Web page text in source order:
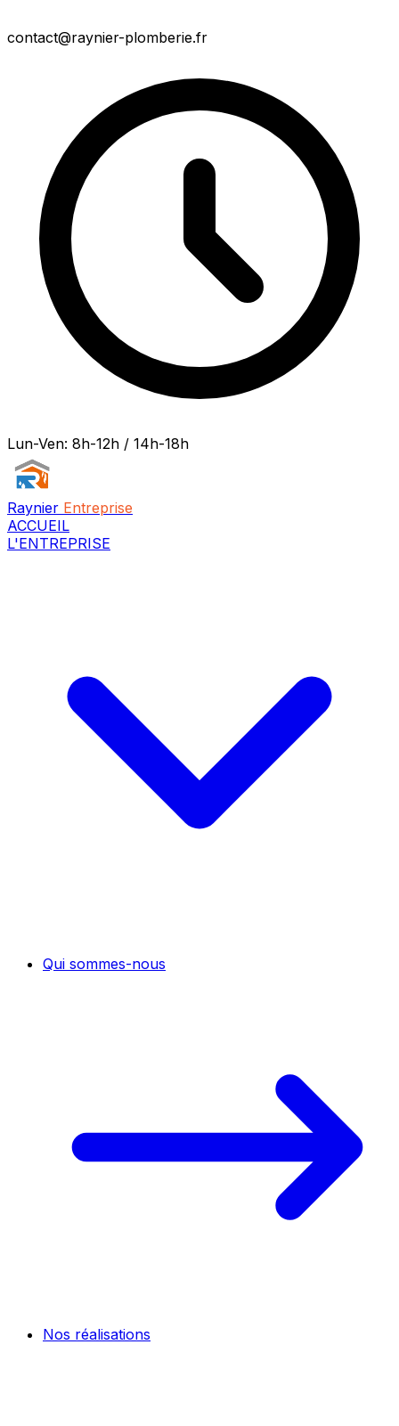
contact@raynier-plomberie.fr
Lun-Ven: 8h-12h / 14h-18h
Raynier Entreprise
ACCUEIL
L'ENTREPRISE
Qui sommes-nous
Nos réalisations